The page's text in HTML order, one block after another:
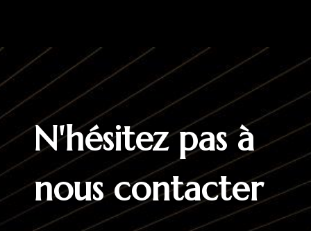
N'hésitez pas à
nous contacter